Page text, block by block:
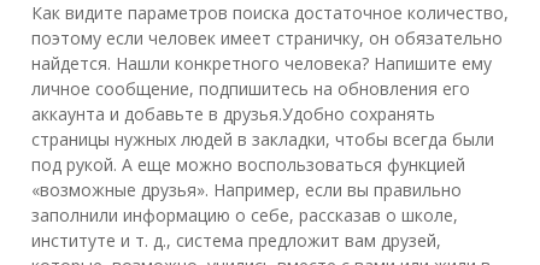
Как видите параметров поиска достаточное количество,
поэтому если человек имеет страничку, он обязательно
найдется. Нашли конкретного человека? Напишите ему
личное сообщение, подпишитесь на обновления его
аккаунта и добавьте в друзья.Удобно сохранять
страницы нужных людей в закладки, чтобы всегда были
под рукой. А еще можно воспользоваться функцией
«возможные друзья». Например, если вы правильно
заполнили информацию о себе, рассказав о школе,
институте и т. д., система предложит вам друзей,